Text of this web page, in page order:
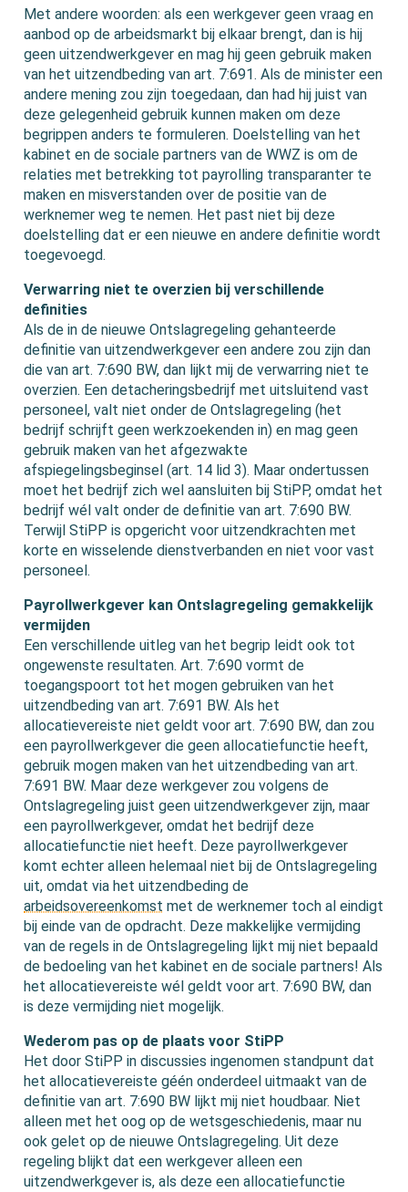
Met andere woorden: als een werkgever geen vraag en
aanbod op de arbeidsmarkt bij elkaar brengt, dan is hij
geen uitzendwerkgever en mag hij geen gebruik maken
van het uitzendbeding van art. 7:691. Als de minister een
andere mening zou zijn toegedaan, dan had hij juist van
deze gelegenheid gebruik kunnen maken om deze
begrippen anders te formuleren. Doelstelling van het
kabinet en de sociale partners van de WWZ is om de
relaties met betrekking tot payrolling transparanter te
maken en misverstanden over de positie van de
werknemer weg te nemen. Het past niet bij deze
doelstelling dat er een nieuwe en andere definitie wordt
toegevoegd.
Verwarring niet te overzien bij verschillende
definities
Als de in de nieuwe Ontslagregeling gehanteerde
definitie van uitzendwerkgever een andere zou zijn dan
die van art. 7:690 BW, dan lijkt mij de verwarring niet te
overzien. Een detacheringsbedrijf met uitsluitend vast
personeel, valt niet onder de Ontslagregeling (het
bedrijf schrijft geen werkzoekenden in) en mag geen
gebruik maken van het afgezwakte
afspiegelingsbeginsel (art. 14 lid 3). Maar ondertussen
moet het bedrijf zich wel aansluiten bij StiPP, omdat het
bedrijf wél valt onder de definitie van art. 7:690 BW.
Terwijl StiPP is opgericht voor uitzendkrachten met
korte en wisselende dienstverbanden en niet voor vast
personeel.
Payrollwerkgever kan Ontslagregeling gemakkelijk
vermijden
Een verschillende uitleg van het begrip leidt ook tot
ongewenste resultaten. Art. 7:690 vormt de
toegangspoort tot het mogen gebruiken van het
uitzendbeding van art. 7:691 BW. Als het
allocatievereiste niet geldt voor art. 7:690 BW, dan zou
een payrollwerkgever die geen allocatiefunctie heeft,
gebruik mogen maken van het uitzendbeding van art.
7:691 BW. Maar deze werkgever zou volgens de
Ontslagregeling juist geen uitzendwerkgever zijn, maar
een payrollwerkgever, omdat het bedrijf deze
allocatiefunctie niet heeft. Deze payrollwerkgever
komt echter alleen helemaal niet bij de Ontslagregeling
uit, omdat via het uitzendbeding de
arbeidsovereenkomst met de werknemer toch al eindigt
bij einde van de opdracht. Deze makkelijke vermijding
van de regels in de Ontslagregeling lijkt mij niet bepaald
de bedoeling van het kabinet en de sociale partners! Als
het allocatievereiste wél geldt voor art. 7:690 BW, dan
is deze vermijding niet mogelijk.
Wederom pas op de plaats voor StiPP
Het door StiPP in discussies ingenomen standpunt dat
het allocatievereiste géén onderdeel uitmaakt van de
definitie van art. 7:690 BW lijkt mij niet houdbaar. Niet
alleen met het oog op de wetsgeschiedenis, maar nu
ook gelet op de nieuwe Ontslagregeling. Uit deze
regeling blijkt dat een werkgever alleen een
uitzendwerkgever is, als deze een allocatiefunctie